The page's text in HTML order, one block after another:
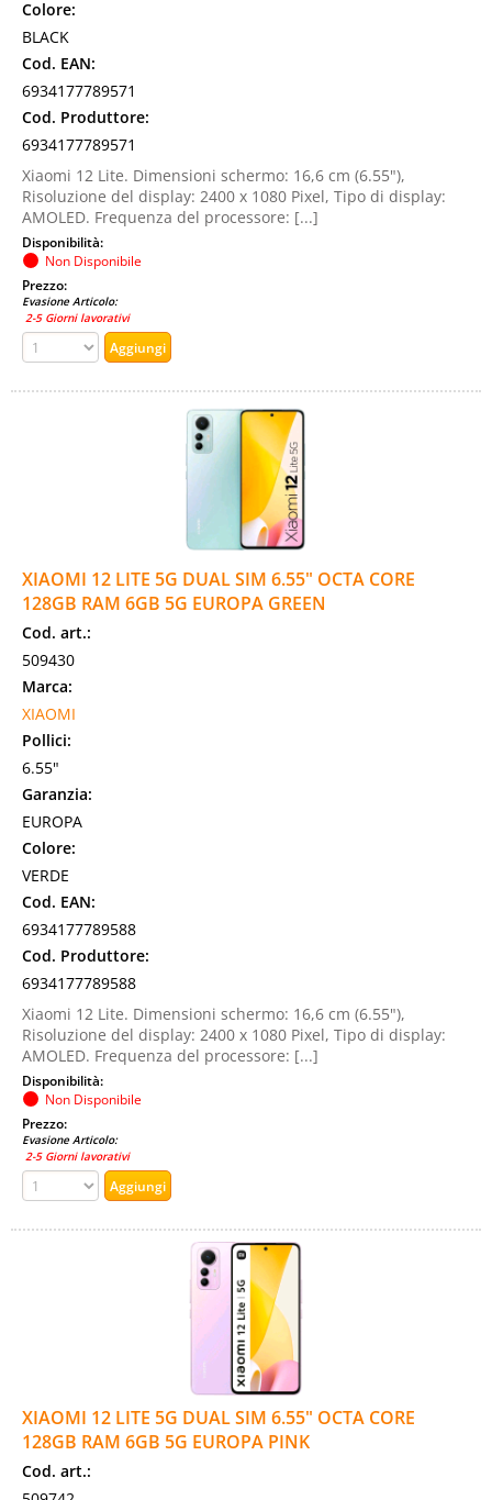
Colore:
BLACK
Cod. EAN:
6934177789571
Cod. Produttore:
6934177789571
Xiaomi 12 Lite. Dimensioni schermo: 16,6 cm (6.55"),
Risoluzione del display: 2400 x 1080 Pixel, Tipo di display:
AMOLED. Frequenza del processore: [...]
Disponibilità:
Non Disponibile
Prezzo:
Evasione Articolo:
2-5 Giorni lavorativi
XIAOMI 12 LITE 5G DUAL SIM 6.55" OCTA CORE
128GB RAM 6GB 5G EUROPA GREEN
Cod. art.:
509430
Marca:
XIAOMI
Pollici:
6.55"
Garanzia:
EUROPA
Colore:
VERDE
Cod. EAN:
6934177789588
Cod. Produttore:
6934177789588
Xiaomi 12 Lite. Dimensioni schermo: 16,6 cm (6.55"),
Risoluzione del display: 2400 x 1080 Pixel, Tipo di display:
AMOLED. Frequenza del processore: [...]
Disponibilità:
Non Disponibile
Prezzo:
Evasione Articolo:
2-5 Giorni lavorativi
XIAOMI 12 LITE 5G DUAL SIM 6.55" OCTA CORE
128GB RAM 6GB 5G EUROPA PINK
Cod. art.: